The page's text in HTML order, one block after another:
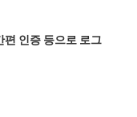
인증 등으로 로그